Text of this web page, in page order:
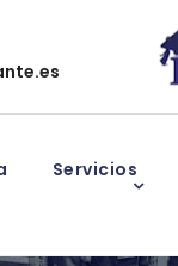
Servicios